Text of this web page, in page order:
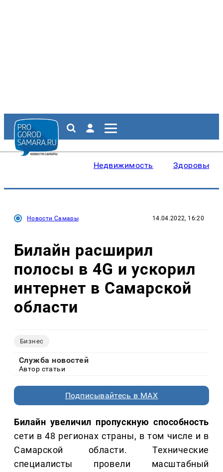
Недвижимость Здоровье
Новости Самары 14.04.2022, 16:20
Билайн расширил
полосы в 4G и ускорил
интернет в Самарской
области
Бизнес
Служба новостей
Автор статьи
Подписывайтесь в MAX
Билайн увеличил пропускную способность
сети в 48 регионах страны, в том числе и в
Самарской области. Технические
специалисты провели масштабный